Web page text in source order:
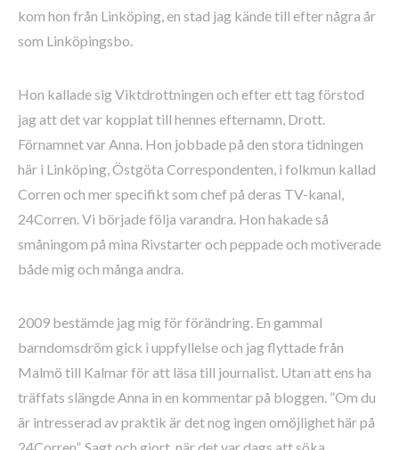
kom hon från Linköping, en stad jag kände till efter några år
som Linköpingsbo.
Hon kallade sig Viktdrottningen och efter ett tag förstod
jag att det var kopplat till hennes efternamn, Drott.
Förnamnet var Anna. Hon jobbade på den stora tidningen
här i Linköping, Östgöta Correspondenten, i folkmun kallad
Corren och mer specifikt som chef på deras TV-kanal,
24Corren. Vi började följa varandra. Hon hakade så
småningom på mina Rivstarter och peppade och motiverade
både mig och många andra.
2009 bestämde jag mig för förändring. En gammal
barndomsdröm gick i uppfyllelse och jag flyttade från
Malmö till Kalmar för att läsa till journalist. Utan att ens ha
träffats slängde Anna in en kommentar på bloggen. ”Om du
är intresserad av praktik är det nog ingen omöjlighet här på